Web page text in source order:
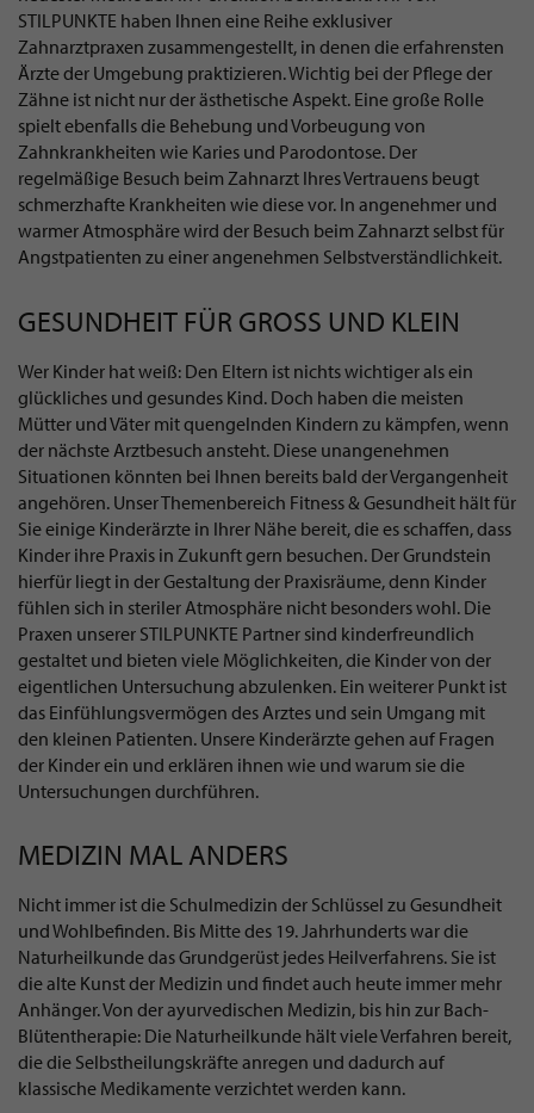
STILPUNKTE haben Ihnen eine Reihe exklusiver
Zahnarztpraxen zusammengestellt, in denen die erfahrensten
Ärzte der Umgebung praktizieren. Wichtig bei der Pflege der
Zähne ist nicht nur der ästhetische Aspekt. Eine große Rolle
spielt ebenfalls die Behebung und Vorbeugung von
Zahnkrankheiten wie Karies und Parodontose. Der
regelmäßige Besuch beim Zahnarzt Ihres Vertrauens beugt
schmerzhafte Krankheiten wie diese vor. In angenehmer und
warmer Atmosphäre wird der Besuch beim Zahnarzt selbst für
Angstpatienten zu einer angenehmen Selbstverständlichkeit.
GESUNDHEIT FÜR GROSS UND KLEIN
Wer Kinder hat weiß: Den Eltern ist nichts wichtiger als ein
glückliches und gesundes Kind. Doch haben die meisten
Mütter und Väter mit quengelnden Kindern zu kämpfen, wenn
der nächste Arztbesuch ansteht. Diese unangenehmen
Situationen könnten bei Ihnen bereits bald der Vergangenheit
angehören. Unser Themenbereich Fitness & Gesundheit hält für
Sie einige Kinderärzte in Ihrer Nähe bereit, die es schaffen, dass
Kinder ihre Praxis in Zukunft gern besuchen. Der Grundstein
hierfür liegt in der Gestaltung der Praxisräume, denn Kinder
fühlen sich in steriler Atmosphäre nicht besonders wohl. Die
Praxen unserer STILPUNKTE Partner sind kinderfreundlich
gestaltet und bieten viele Möglichkeiten, die Kinder von der
eigentlichen Untersuchung abzulenken. Ein weiterer Punkt ist
das Einfühlungsvermögen des Arztes und sein Umgang mit
den kleinen Patienten. Unsere Kinderärzte gehen auf Fragen
der Kinder ein und erklären ihnen wie und warum sie die
Untersuchungen durchführen.
MEDIZIN MAL ANDERS
Nicht immer ist die Schulmedizin der Schlüssel zu Gesundheit
und Wohlbefinden. Bis Mitte des 19. Jahrhunderts war die
Naturheilkunde das Grundgerüst jedes Heilverfahrens. Sie ist
die alte Kunst der Medizin und findet auch heute immer mehr
Anhänger. Von der ayurvedischen Medizin, bis hin zur Bach-
Blütentherapie: Die Naturheilkunde hält viele Verfahren bereit,
die die Selbstheilungskräfte anregen und dadurch auf
klassische Medikamente verzichtet werden kann.